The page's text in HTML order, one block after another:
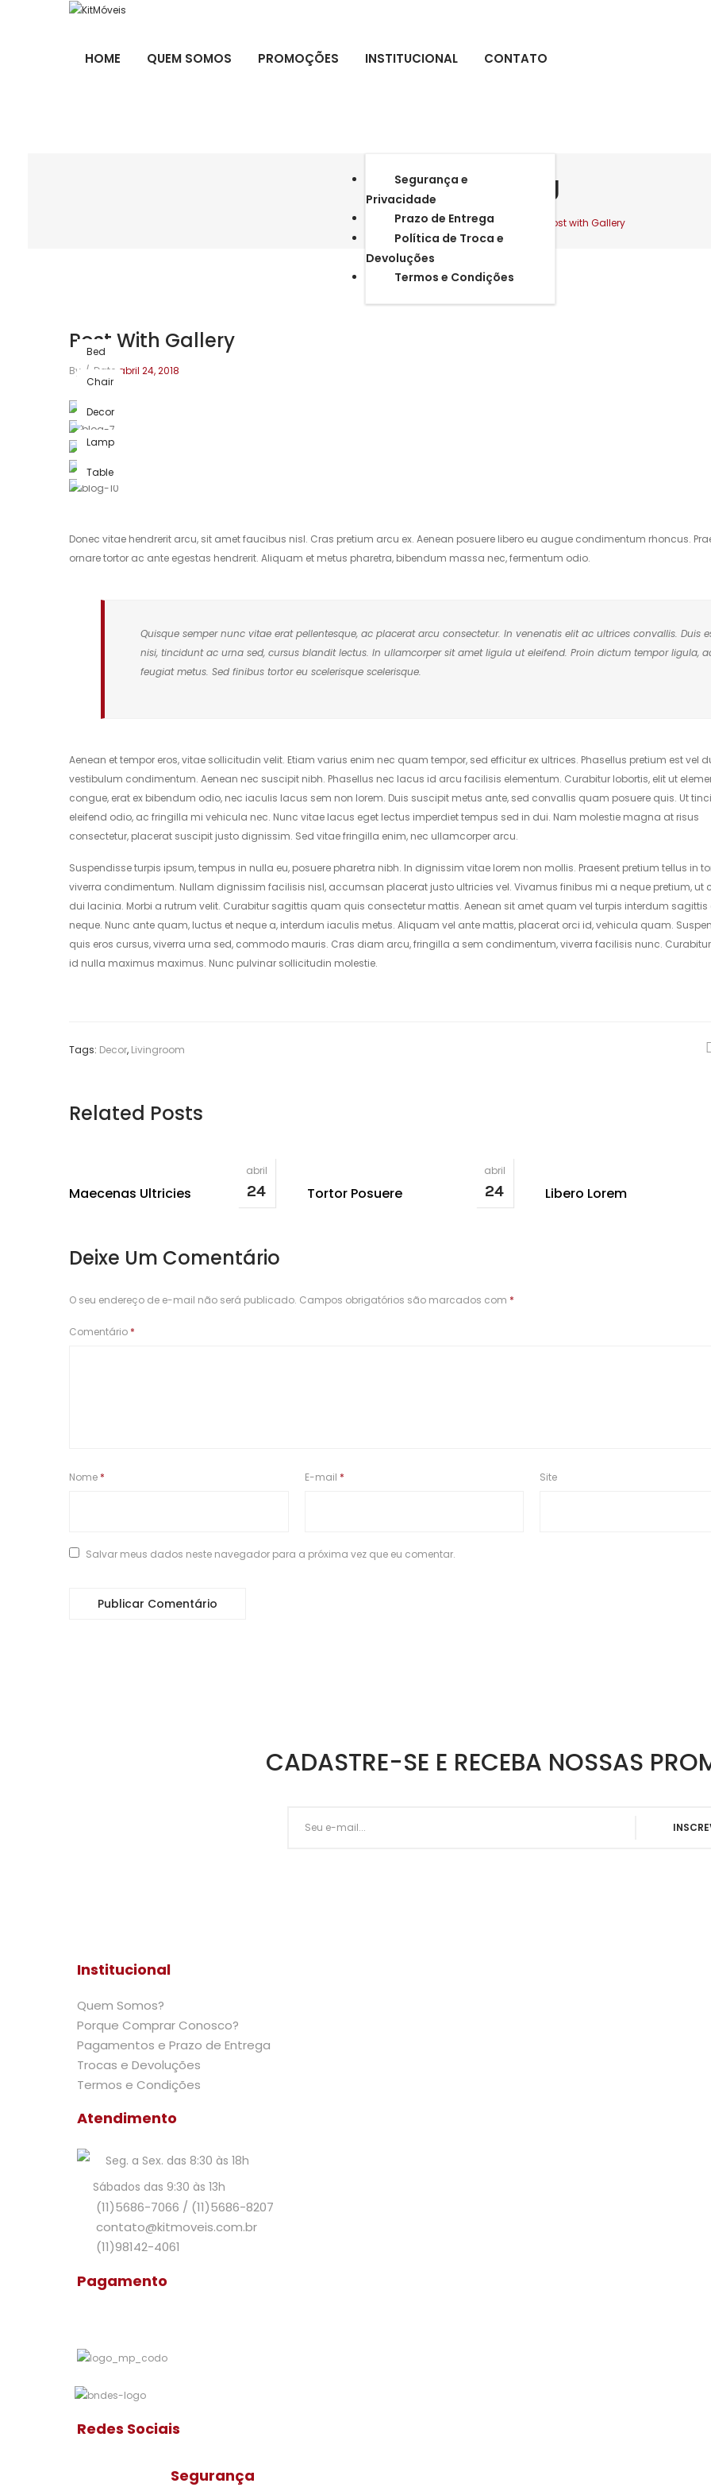
HOME QUEM SOMOS PROMOÇÕES INSTITUCIONAL
Segurança e
Privacidade
Prazo de Entrega
Política de Troca e
Devoluções
Termos e Condições
CONTATO
Blog
Home > Post with Gallery
Post With Gallery
By / Date abril 24, 2018
Bed
Chair
Decor
Lamp
Table
Donec vitae hendrerit arcu, sit amet faucibus nisl. Cras pretium arcu ex. Aenean posuere libero eu augue condimentum rhoncus.
ornare tortor ac ante egestas hendrerit. Aliquam et metus pharetra, bibendum massa nec, fermentum odio.
Quisque semper nunc vitae erat pellentesque, ac placerat arcu consectetur. In venenatis elit ac ultrices convallis. Duis
nisi, tincidunt ac urna sed, cursus blandit lectus. In ullamcorper sit amet ligula ut eleifend. Proin dictum tempor ligula,
feugiat metus. Sed finibus tortor eu scelerisque scelerisque.
Aenean et tempor eros, vitae sollicitudin velit. Etiam varius enim nec quam tempor, sed efficitur ex ultrices. Phasellus pretium est vel
vestibulum condimentum. Aenean nec suscipit nibh. Phasellus nec lacus id arcu facilisis elementum. Curabitur lobortis, elit ut
congue, erat ex bibendum odio, nec iaculis lacus sem non lorem. Duis suscipit metus ante, sed convallis quam posuere quis. Ut
eleifend odio, ac fringilla mi vehicula nec. Nunc vitae lacus eget lectus imperdiet tempus sed in dui. Nam molestie magna at risus
consectetur, placerat suscipit justo dignissim. Sed vitae fringilla enim, nec ullamcorper arcu.
Suspendisse turpis ipsum, tempus in nulla eu, posuere pharetra nibh. In dignissim vitae lorem non mollis. Praesent pretium tellus in
viverra condimentum. Nullam dignissim facilisis nisl, accumsan placerat justo ultricies vel. Vivamus finibus mi a neque pretium, ut
dui lacinia. Morbi a rutrum velit. Curabitur sagittis quam quis consectetur mattis. Aenean sit amet quam vel turpis interdum sagittis
neque. Nunc ante quam, luctus et neque a, interdum iaculis metus. Aliquam vel ante mattis, placerat orci id, vehicula quam.
quis eros cursus, viverra urna sed, commodo mauris. Cras diam arcu, fringilla a sem condimentum, viverra facilisis nunc.
id nulla maximus maximus. Nunc pulvinar sollicitudin molestie.
Tags: Decor, Livingroom
Related Posts
abril
24
Maecenas Ultricies
abril
24
Tortor Posuere Libero Lorem
Deixe Um Comentário
O seu endereço de e-mail não será publicado. Campos obrigatórios são marcados com *
Comentário *
Nome * E-mail * Site
Salvar meus dados neste navegador para a próxima vez que eu comentar.
CADASTRE-SE E RECEBA NOSSAS
Institucional
Quem Somos?
Porque Comprar Conosco?
Pagamentos e Prazo de Entrega
Trocas e Devoluções
Termos e Condições
Atendimento
Seg. a Sex. das 8:30 às 18h
Sábados das 9:30 às 13h
(11)5686-7066 / (11)5686-8207
contato@kitmoveis.com.br
(11)98142-4061
Pagamento
Redes Sociais
Segurança